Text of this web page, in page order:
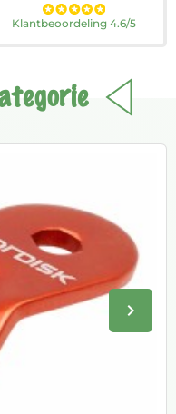
Klantbeoordeling 4.6/5
keyboard_arrow_right